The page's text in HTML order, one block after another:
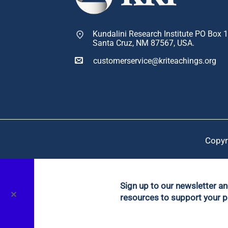
Kundalini Research Institute PO Box
Santa Cruz, NM 87567, USA.
customerservice@kriteachings.org
✕
Sign up to our newsletter
resources to support your